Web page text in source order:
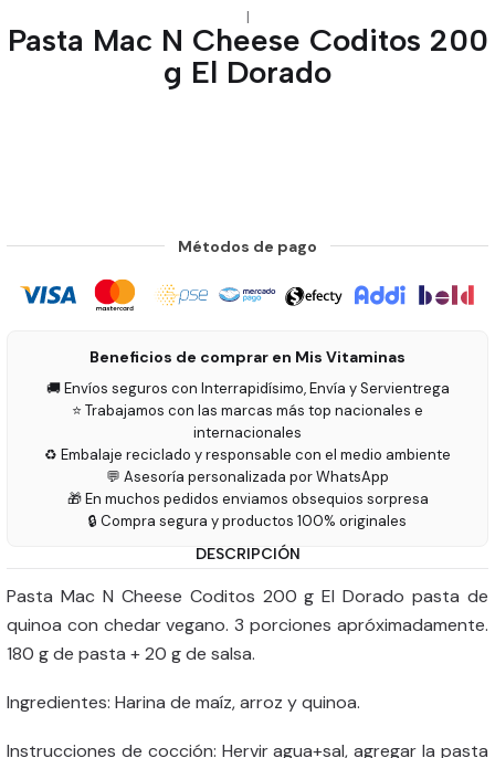
|
Pasta Mac N Cheese Coditos 200
g El Dorado
Métodos de pago
Beneficios de comprar en Mis Vitaminas
🚚 Envíos seguros con Interrapidísimo, Envía y Servientrega
⭐ Trabajamos con las marcas más top nacionales e
internacionales
♻️ Embalaje reciclado y responsable con el medio ambiente
💬 Asesoría personalizada por WhatsApp
🎁 En muchos pedidos enviamos obsequios sorpresa
🔒 Compra segura y productos 100% originales
DESCRIPCIÓN
Pasta Mac N Cheese Coditos 200 g El Dorado pasta de
quinoa con chedar vegano. 3 porciones apróximadamente.
180 g de pasta + 20 g de salsa.
Ingredientes: Harina de maíz, arroz y quinoa.
Instrucciones de cocción: Hervir agua+sal, agregar la pasta